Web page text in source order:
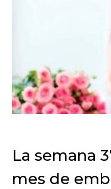
La semana
mes de